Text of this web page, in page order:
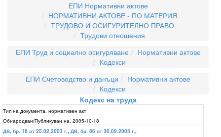
ЕПИ Нормативни актове
НОРМАТИВНИ АКТОВЕ - ПО МАТЕРИЯ
ТРУДОВО И ОСИГУРИТЕЛНО ПРАВО
Трудови отношения
ЕПИ Труд и социално осигуряване
Нормативни актове
Кодекси
ЕПИ Счетоводство и данъци
Нормативни актове
Кодекси
Кодекс на труда
Тип на документа: нормативен акт
Обнародван/Публикуван на: 2005-10-18
ДВ, бр. 18 от 25.02.2003 г., ДВ, бр. 86 от 30.09.2003 г.,